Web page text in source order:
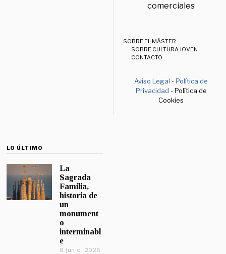
comerciales
SOBRE EL MÁSTER
SOBRE CULTURA JOVEN
CONTACTO
Aviso Legal -Política de
Privacidad - Política de
Cookies
LO ÚLTIMO
La
Sagrada
Familia,
historia de
un
monument
o
interminabl
e
8 junio, 2026